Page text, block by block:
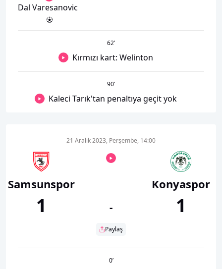
Dal Varesanovic
62’
Kırmızı kart: Welinton
90’
Kaleci Tarık'tan penaltıya geçit yok
Samsunspor
1
21 Aralık 2023, Perşembe, 14:00
-
Paylaş
Konyaspor
1
0’